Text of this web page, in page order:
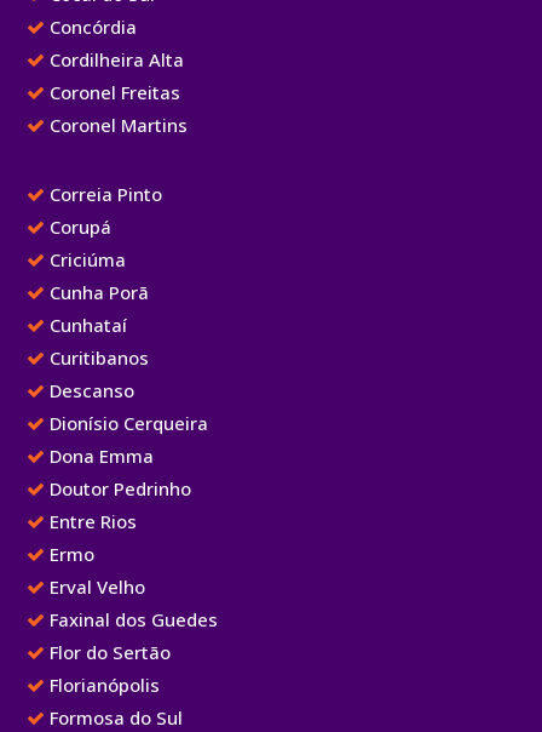
Concórdia
Cordilheira Alta
Coronel Freitas
Coronel Martins
Correia Pinto
Corupá
Criciúma
Cunha Porã
Cunhataí
Curitibanos
Descanso
Dionísio Cerqueira
Dona Emma
Doutor Pedrinho
Entre Rios
Ermo
Erval Velho
Faxinal dos Guedes
Flor do Sertão
Florianópolis
Formosa do Sul